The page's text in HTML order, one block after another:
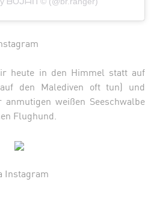
heute in den Himmel statt auf
den Malediven oft tun) und
weißen Seeschwalbe
Flughund.
Instagram